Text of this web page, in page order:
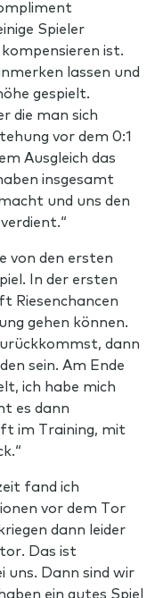
Spieler
ist.
lassen und
gespielt.
die man sich
vor dem 0:1
Ausgleich das
insgesamt
und uns den
von den ersten
In der ersten
Riesenchancen
gehen können.
dann
sein. Am Ende
ich habe mich
es dann
im Training, mit
fand ich
vor dem Tor
dann leider
Das ist
uns. Dann sind wir
ein gutes Spiel